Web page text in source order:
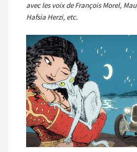
avec les voix de François Morel,
Hafsia Herzi, etc.